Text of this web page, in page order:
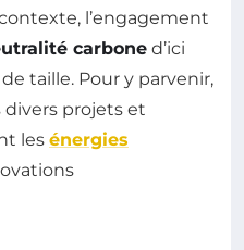
l’engagement
carbone d’ici
taille. Pour y parvenir,
divers projets et
les énergies